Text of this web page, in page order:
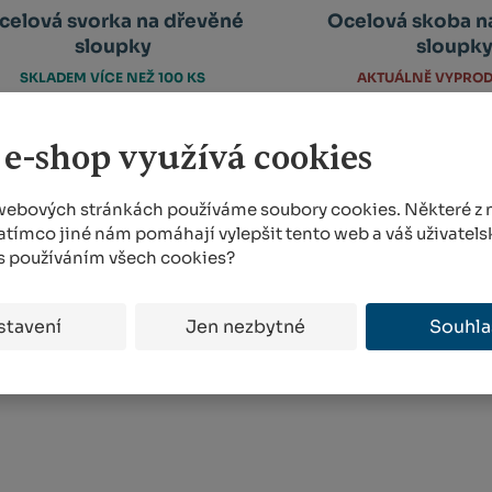
shop využívá cookies
stránkách používáme soubory cookies. Některé z
jiné nám pomáhají vylepšit tento web a váš
používáním všech cookies?
Jen nezbytné
svorka na dřevěné
sloupky
Změnit
počet
množství
Snížit
množství
SKLADEM VÍCE NEŽ 100 KS
Ocelová skoba
sloupky
AKTUÁLNĚ